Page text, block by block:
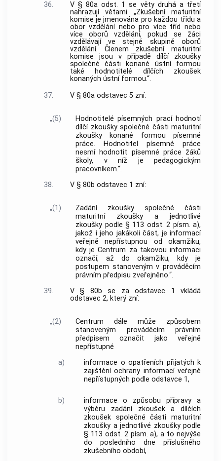
36.
V § 80a odst. 1 se věty druhá a třetí
nahrazují větami „Zkušební maturitní
komise je jmenována pro každou třídu a
obor vzdělání nebo pro více tříd nebo
více oborů vzdělání, pokud se žáci
vzdělávají ve stejné skupině oborů
vzdělání. Členem zkušební maturitní
komise jsou v případě dílčí zkoušky
společné části konané ústní formou
také hodnotitelé dílčích zkoušek
konaných ústní formou.“.
37.
V § 80a odstavec 5 zní:
„(5)
Hodnotitelé písemných prací hodnotí
dílčí zkoušky společné části maturitní
zkoušky konané formou písemné
práce. Hodnotitel písemné práce
nesmí hodnotit písemné práce žáků
školy, v níž je pedagogickým
pracovníkem.“.
38.
V § 80b odstavec 1 zní:
„(1)
Zadání zkoušky společné části
maturitní zkoušky a jednotlivé
zkoušky podle § 113 odst. 2 písm. a),
jakož i jeho jakákoli část, je informací
veřejně nepřístupnou od okamžiku,
kdy je Centrum za takovou informaci
označí, až do okamžiku, kdy je
postupem stanoveným v prováděcím
právním předpisu zveřejněno.“.
39.
V § 80b se za odstavec 1 vkládá
odstavec 2, který zní:
„(2)
Centrum dále může způsobem
stanoveným prováděcím právním
předpisem označit jako veřejně
nepřístupné
a)
informace o opatřeních přijatých k
zajištění ochrany informací veřejně
nepřístupných podle odstavce 1,
b)
informace o způsobu přípravy a
výběru zadání zkoušek a dílčích
zkoušek společné části maturitní
zkoušky a jednotlivé zkoušky podle
§ 113 odst. 2 písm. a), a to nejvýše
do posledního dne příslušného
zkušebního období,